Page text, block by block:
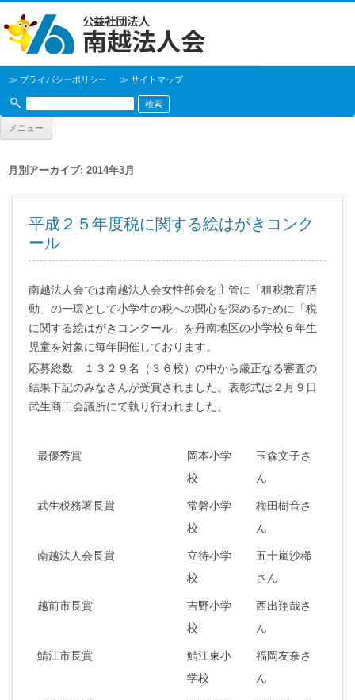
≫ プライバシーポリシー ≫ サイトマップ
メニュー
月別アーカイブ: 2014年3月
平成２５年度税に関する絵はがきコンク
ール
南越法人会では南越法人会女性部会を主管に「租税教育活
動」の一環として小学生の税への関心を深めるために「税
に関する絵はがきコンクール」を丹南地区の小学校６年生
児童を対象に毎年開催しております。
応募総数 １３２９名（３６校）の中から厳正なる審査の
結果下記のみなさんが受賞されました。表彰式は２月９日
武生商工会議所にて執り行われました。
最優秀賞
岡本小学
校
玉森文子さ
ん
武生税務署長賞
常磐小学
校
梅田樹音さ
ん
南越法人会長賞
立待小学
校
五十嵐沙稀
さん
越前市長賞
吉野小学
校
西出翔哉さ
ん
鯖江市長賞
鯖江東小
学校
福岡友奈さ
ん